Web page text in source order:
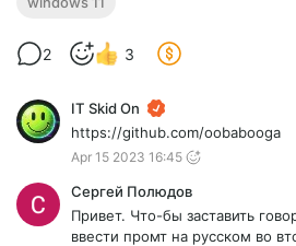
2 3
IT Skid On
https://github.com/oobabooga
Apr 15 2023 16:45
Сергей Полюдов
Привет. Что-бы заставить
ввести промт на русском во